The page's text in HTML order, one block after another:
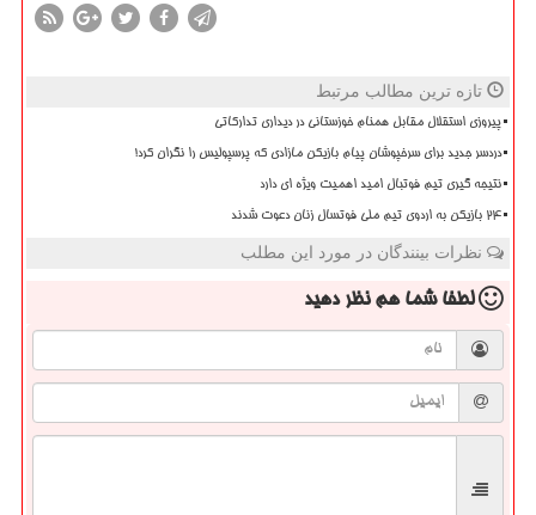
تازه ترین مطالب مرتبط
پیروزی استقلال مقابل همنام خوزستانی در دیداری تدارکاتی
دردسر جدید برای سرخپوشان پیام بازیکن مازادی که پرسپولیس را نگران کرد!
نتیجه گیری تیم فوتبال امید اهمیت ویژه ای دارد
۲۴ بازیکن به اردوی تیم ملی فوتسال زنان دعوت شدند
نظرات بینندگان در مورد این مطلب
لطفا شما همنظر دهید